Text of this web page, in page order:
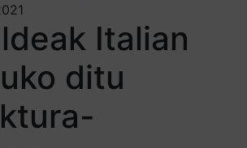
Italian
ditu